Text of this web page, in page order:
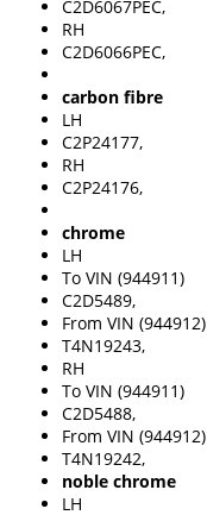
C2D6067PEC,
RH
C2D6066PEC,
carbon fibre
LH
C2P24177,
RH
C2P24176,
chrome
LH
To VIN (944911)
C2D5489,
From VIN (944912)
T4N19243,
RH
To VIN (944911)
C2D5488,
From VIN (944912)
T4N19242,
noble chrome
LH